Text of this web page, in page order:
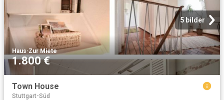
5 bilder
Haus·Zur Miete
1.800 €
Town House
Stuttgart-Süd